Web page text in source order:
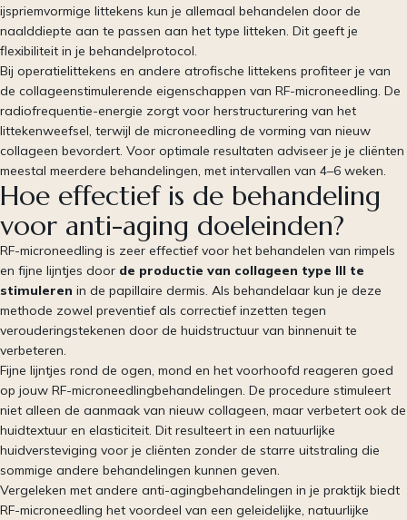
ijspriemvormige littekens kun je allemaal behandelen door de
naalddiepte aan te passen aan het type litteken. Dit geeft je
flexibiliteit in je behandelprotocol.
Bij operatielittekens en andere atrofische littekens profiteer je van
de collageenstimulerende eigenschappen van RF-microneedling. De
radiofrequentie-energie zorgt voor herstructurering van het
littekenweefsel, terwijl de microneedling de vorming van nieuw
collageen bevordert. Voor optimale resultaten adviseer je je cliënten
meestal meerdere behandelingen, met intervallen van 4–6 weken.
Hoe effectief is de behandeling
voor anti-aging doeleinden?
RF-microneedling is zeer effectief voor het behandelen van rimpels
en fijne lijntjes door de productie van collageen type III te
stimuleren in de papillaire dermis. Als behandelaar kun je deze
methode zowel preventief als correctief inzetten tegen
verouderingstekenen door de huidstructuur van binnenuit te
verbeteren.
Fijne lijntjes rond de ogen, mond en het voorhoofd reageren goed
op jouw RF-microneedlingbehandelingen. De procedure stimuleert
niet alleen de aanmaak van nieuw collageen, maar verbetert ook de
huidtextuur en elasticiteit. Dit resulteert in een natuurlijke
huidversteviging voor je cliënten zonder de starre uitstraling die
sommige andere behandelingen kunnen geven.
Vergeleken met andere anti-agingbehandelingen in je praktijk biedt
RF-microneedling het voordeel van een geleidelijke, natuurlijke